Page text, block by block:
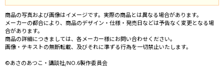
商品の写真および画像はイメージです。実際の商品とは異なる場合があります。
メーカーの都合により、商品のデザイン・仕様・発売日などは予告なく変更となる場
合があります。
商品の詳細につきましては、各メーカー様にお問い合わせください。
画像・テキストの無断転載、及びそれに準ずる行為を一切禁止いたします。
©あさのあつこ・講談社/NO.6製作委員会